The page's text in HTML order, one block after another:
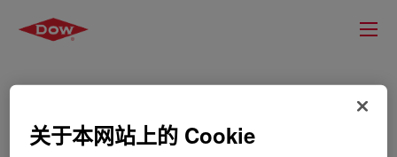
关于本网站上的 Cookie